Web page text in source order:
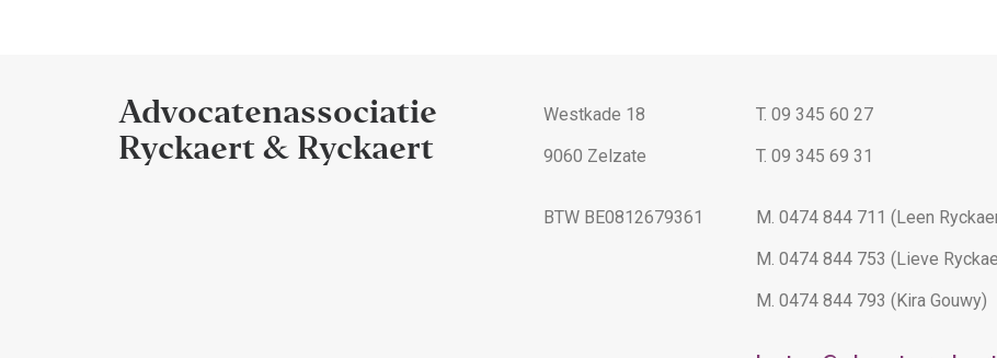
Advocatenassociatie
Ryckaert & Ryckaert
Westkade 18
9060 Zelzate
BTW BE0812679361
T. 09 345 60 27
T. 09 345 69 31
M. 0474 844 711 (Leen
M. 0474 844 753 (Lieve
M. 0474 844 793 (Kira Gouwy)